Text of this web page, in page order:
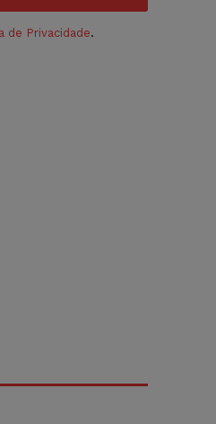
de Privacidade.